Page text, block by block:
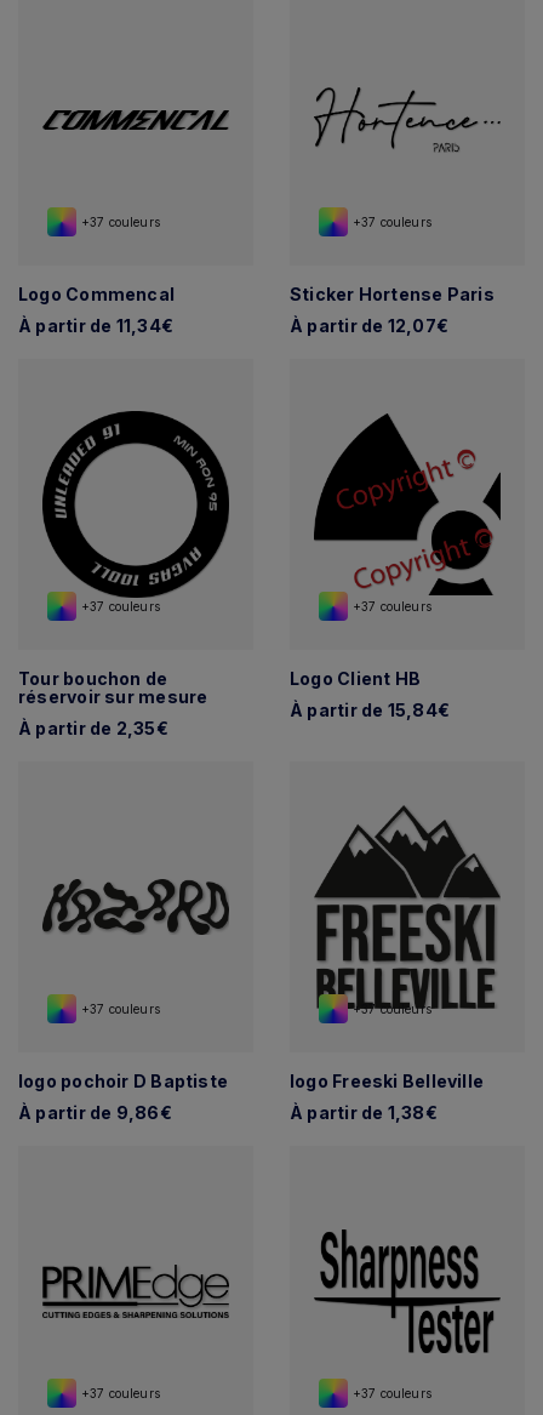
+37 couleurs
Logo Commencal
À partir de 11,34€
+37 couleurs
Sticker Hortense Paris
À partir de 12,07€
+37 couleurs
Tour bouchon de
réservoir sur mesure
À partir de 2,35€
+37 couleurs
Logo Client HB
À partir de 15,84€
+37 couleurs
logo pochoir D Baptiste
À partir de 9,86€
+37 couleurs
logo Freeski Belleville
À partir de 1,38€
+37 couleurs +37 couleurs